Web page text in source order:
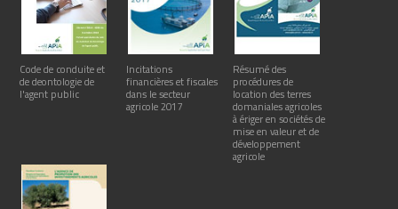
Code de conduite et
de deontologie de
l'agent public
Incitations
financières et fiscales
dans le secteur
agricole 2017
Résumé des
procédures de
location des terres
domaniales agricoles
à ériger en sociétés de
mise en valeur et de
développement
agricole